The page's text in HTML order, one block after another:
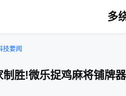
多
技要闻
制胜!微乐捉鸡麻将铺牌